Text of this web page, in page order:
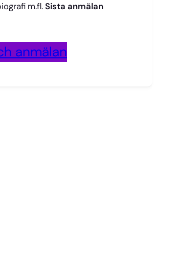
m.fl.Sista anmälan
anmälan